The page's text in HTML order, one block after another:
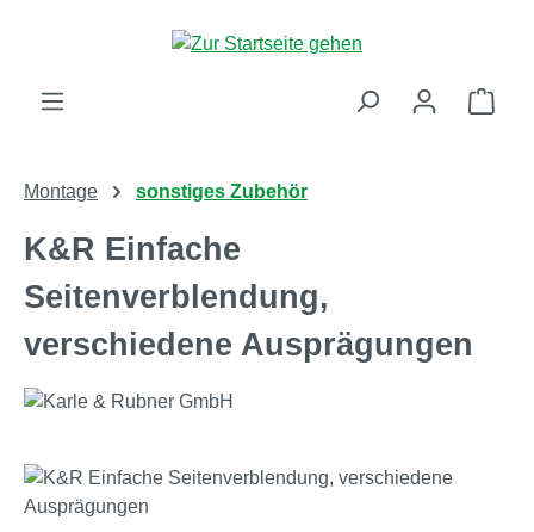
Zum Hauptinhalt springen
Montage sonstiges Zubehör
K&R Einfache
Seitenverblendung,
verschiedene Ausprägungen
Bildergalerie überspringen